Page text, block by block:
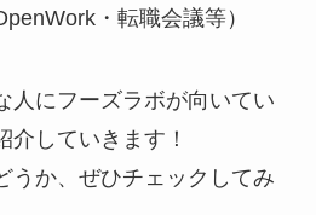
・転職会議等）
人にフーズラボが向いてい
介していきます！
うか、ぜひチェックしてみ